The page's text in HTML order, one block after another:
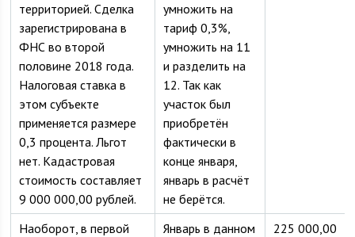
территорией. Сделка
зарегистрирована в
ФНС во второй
половине 2018 года.
Налоговая ставка в
этом субъекте
применяется размере
0,3 процента. Льгот
нет. Кадастровая
стоимость составляет
9 000 000,00 рублей.
умножить на
тариф 0,3%,
умножить на 11
и разделить на
12. Так как
участок был
приобретён
фактически в
конце января,
январь в расчёт
не берётся.
Наоборот, в первой
Январь в данном
225 000,00